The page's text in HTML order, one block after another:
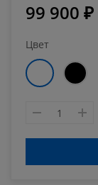
99 900 ₽
Цвет